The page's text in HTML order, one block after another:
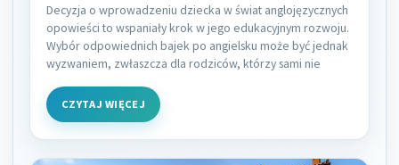
Decyzja o wprowadzeniu dziecka w świat anglojęzycznych
opowieści to wspaniały krok w jego edukacyjnym rozwoju.
Wybór odpowiednich bajek po angielsku może być jednak
wyzwaniem, zwłaszcza dla rodziców, którzy sami nie
CZYTAJ WIĘCEJ